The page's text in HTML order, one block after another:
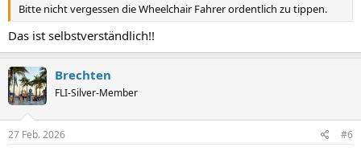
Bitte nicht vergessen die Wheelchair Fahrer ordentlich zu tippen.
Das ist selbstverständlich!!
Brechten
FLI-Silver-Member
27 Feb. 2026 #6